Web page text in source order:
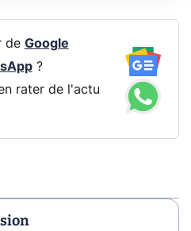
de Google
?
rater de l'actu